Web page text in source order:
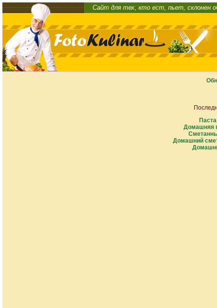
Сайт для тех, кто ест, пьет, склонен
Домашняя
Домашний